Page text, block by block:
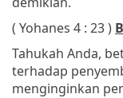
( Yohanes 4 : 23 )
Tahukah Anda,
terhadap
menginginkan